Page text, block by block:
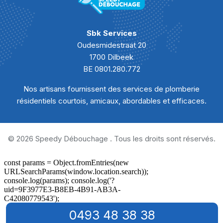
Curage canalisation Cortil-Wodon
Curage canalisation Courrière
Curage canalisation Coutisse
Curage canalisation Crupet
Curage canalisation Daussoulx
Curage canalisation Ermeton-sur-Biert
Curage canalisation Ernage
Curage canalisation Erpent
Sbk Services
Oudesmidestraat 20
1700 Dilbeek
BE 0801.280.772
Nos artisans fournissent des services de plomberie
résidentiels courtois, amicaux, abordables et efficaces.
© 2026 Speedy Débouchage . Tous les droits sont réservés.
0493 48 38 38